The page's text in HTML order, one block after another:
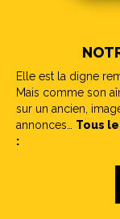
Elle est la digne
Mais comme son
sur un ancien,
annonces… Tous
: